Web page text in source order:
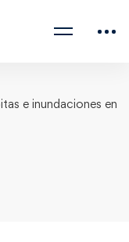
e inundaciones en